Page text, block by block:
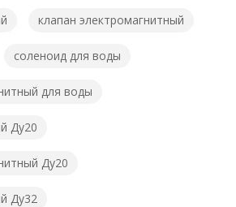
клапан электромагнитный
соленоид для воды
для воды
Ду20
Ду20
Ду32